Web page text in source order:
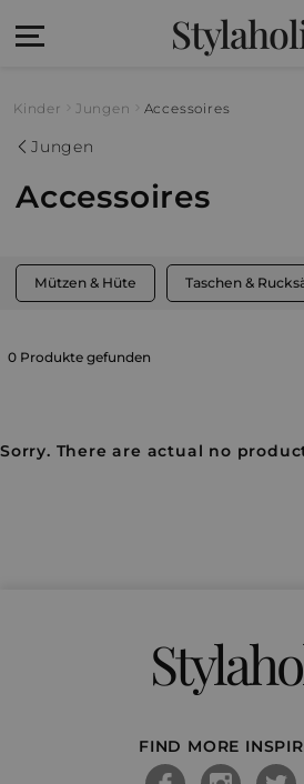
Kinder Jungen Accessoires
Jungen
Accessoires
Mützen & Hüte Taschen &
0 Produkte gefunden
Sorry. There are actual no
FIND MORE